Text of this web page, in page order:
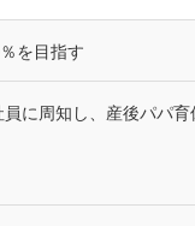
を目指す
に周知し、産後パパ